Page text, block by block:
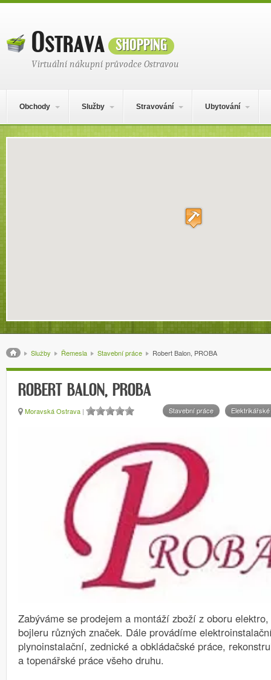
Ostravashopping
Virtuální nákupní průvodce Ostravou
Obchody Služby Stravování Ubytování
Místo
Drobečková navigace
Služby Řemesla Stavební práce Robert Balon, PROBA
ROBERT BALON, PROBA
Moravská Ostrava | Stavební práce
Zabýváme se prodejem a montáží zboží z oboru
bojleru různých značek. Dále provádíme
plynoinstalační, zednické a obkládačské práce,
a topenářské práce všeho druhu.